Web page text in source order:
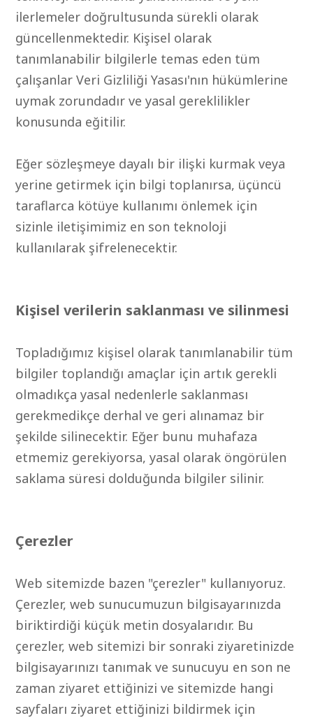
ilerlemeler doğrultusunda sürekli olarak
güncellenmektedir. Kişisel olarak
tanımlanabilir bilgilerle temas eden tüm
çalışanlar Veri Gizliliği Yasası'nın hükümlerine
uymak zorundadır ve yasal gereklilikler
konusunda eğitilir.
Eğer sözleşmeye dayalı bir ilişki kurmak veya
yerine getirmek için bilgi toplanırsa, üçüncü
taraflarca kötüye kullanımı önlemek için
sizinle iletişimimiz en son teknoloji
kullanılarak şifrelenecektir.
Kişisel verilerin saklanması ve silinmesi
Topladığımız kişisel olarak tanımlanabilir tüm
bilgiler toplandığı amaçlar için artık gerekli
olmadıkça yasal nedenlerle saklanması
gerekmedikçe derhal ve geri alınamaz bir
şekilde silinecektir. Eğer bunu muhafaza
etmemiz gerekiyorsa, yasal olarak öngörülen
saklama süresi dolduğunda bilgiler silinir.
Çerezler
Web sitemizde bazen "çerezler" kullanıyoruz.
Çerezler, web sunucumuzun bilgisayarınızda
biriktirdiği küçük metin dosyalarıdır. Bu
çerezler, web sitemizi bir sonraki ziyaretinizde
bilgisayarınızı tanımak ve sunucuyu en son ne
zaman ziyaret ettiğinizi ve sitemizde hangi
sayfaları ziyaret ettiğinizi bildirmek için